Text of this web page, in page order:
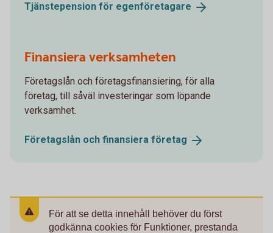
Tjänstepension för egenföretagare
Finansiera verksamheten
Företagslån och företagsfinansiering, för alla
företag, till såväl investeringar som löpande
verksamhet.
Företagslån och finansiera företag
För att se detta innehåll behöver du först
godkänna cookies för Funktioner, prestanda